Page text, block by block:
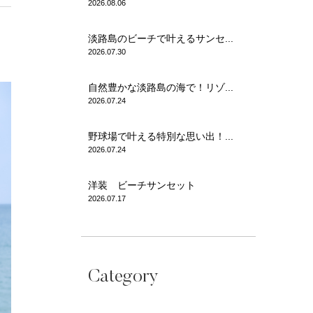
2026.08.06
淡路島のビーチで叶えるサンセ...
2026.07.30
自然豊かな淡路島の海で！リゾ...
2026.07.24
野球場で叶える特別な思い出！...
2026.07.24
洋装 ビーチサンセット
2026.07.17
Category